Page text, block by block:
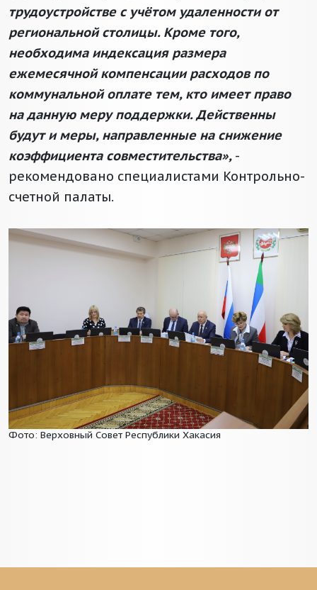
трудоустройстве с учётом удаленности от
региональной столицы. Кроме того,
необходима индексация размера
ежемесячной компенсации расходов по
коммунальной оплате тем, кто имеет право
на данную меру поддержки. Действенны
будут и меры, направленные на снижение
коэффициента совместительства», -
рекомендовано специалистами Контрольно-
счетной палаты.
Фото: Верховный Совет Республики Хакасия